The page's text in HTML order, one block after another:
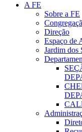
A FE
Sobre a FE
Direção
Espaço de
Jardim dos